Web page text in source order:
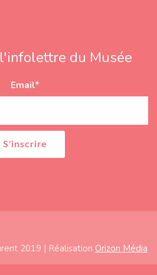
du Musée
Email*
2019 | Réalisation Orizon Média